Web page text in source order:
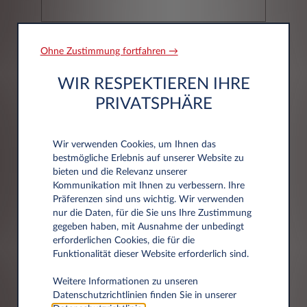
Adressdaten
Postleitzahl*
Stadt
Ohne Zustimmung fortfahren →
WIR RESPEKTIEREN IHRE
PRIVATSPHÄRE
Wir verwenden Cookies, um Ihnen das
bestmögliche Erlebnis auf unserer Website zu
bieten und die Relevanz unserer
Kommunikation mit Ihnen zu verbessern. Ihre
Präferenzen sind uns wichtig. Wir verwenden
nur die Daten, für die Sie uns Ihre Zustimmung
gegeben haben, mit Ausnahme der unbedingt
erforderlichen Cookies, die für die
Funktionalität dieser Website erforderlich sind.
Weitere Informationen zu unseren
Datenschutzrichtlinien finden Sie in unserer